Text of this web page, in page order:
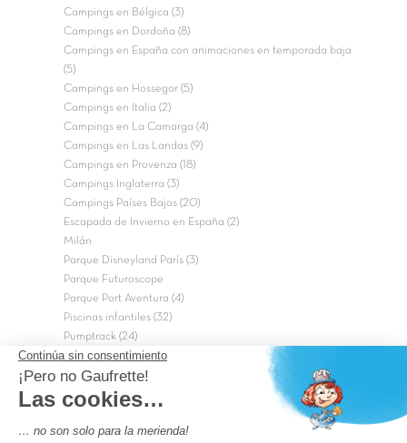
Campings en Bélgica (3)
Campings en Dordoña (8)
Campings en España con animaciones en temporada baja
(5)
Campings en Hossegor (5)
Campings en Italia (2)
Campings en La Camarga (4)
Campings en Las Landas (9)
Campings en Provenza (18)
Campings Inglaterra (3)
Campings Países Bajos (20)
Escapada de Invierno en España (2)
Milán
Parque Disneyland París (3)
Parque Futuroscope
Parque Port Aventura (4)
Piscinas infantiles (32)
Pumptrack (24)
Puy du Fou (2)
Roma
Semana Santa (17)
Campings de 4 estrellas en Francia